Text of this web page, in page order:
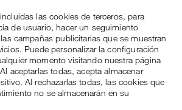
las cookies de terceros, para
de usuario, hacer un seguimiento
campañas publicitarias que se muestran
Puede personalizar la configuración
momento visitando nuestra página
aceptarlas todas, acepta almacenar
Al rechazarlas todas, las cookies que
no se almacenarán en su